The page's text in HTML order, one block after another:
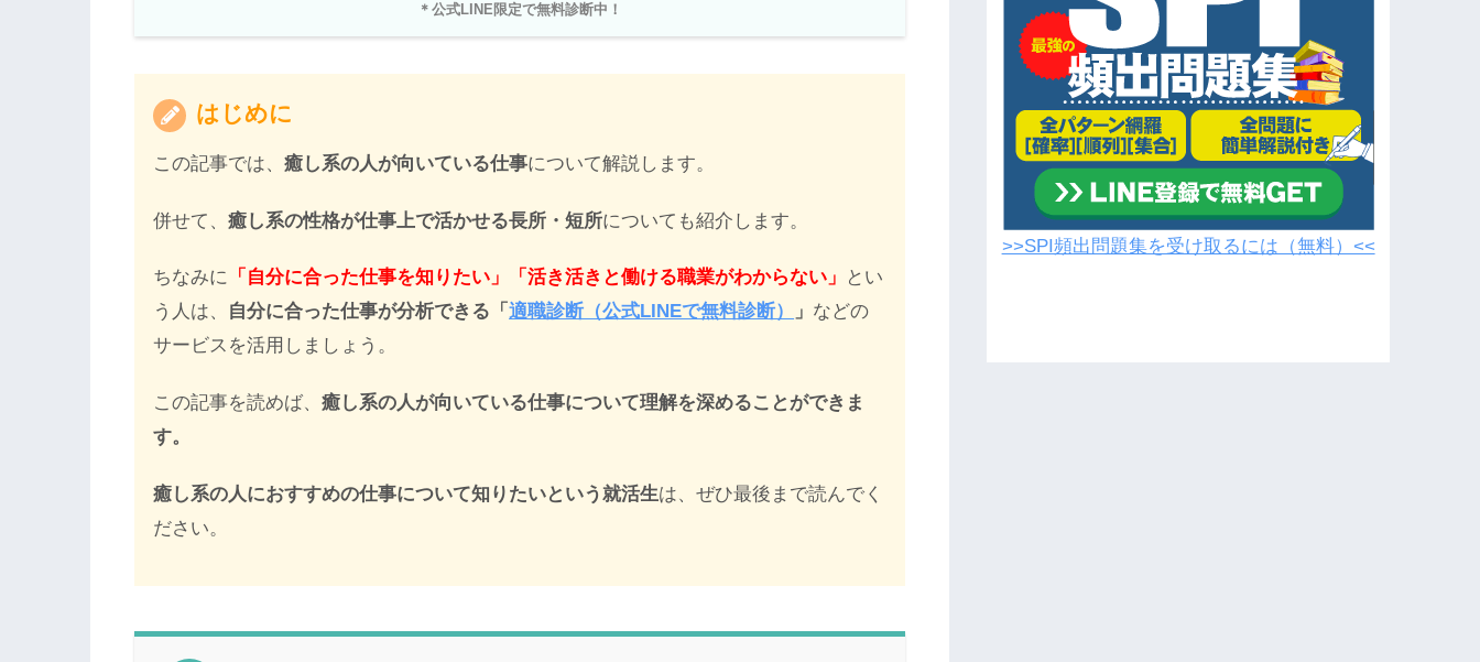
＊公式LINE限定で無料診断中！
はじめに
この記事では、癒し系の人が向いている仕事について解説します。
併せて、癒し系の性格が仕事上で活かせる長所・短所についても紹介します。
ちなみに 「自分に合った仕事を知りたい」「活き活きと働ける職業がわからない」
とい
う人は、 自分に合った仕事が分析できる「適職診断（公式LINEで無料診断） 」 などの
サービスを活用しましょう。
この記事を読めば、癒し系の人が向いている仕事について理解を深めることができま
す。
癒し系の人におすすめの仕事について知りたいという就活生は、ぜひ最後まで読んでく
ださい。
>>SPI頻出問題集を受け取るには（無料）<<